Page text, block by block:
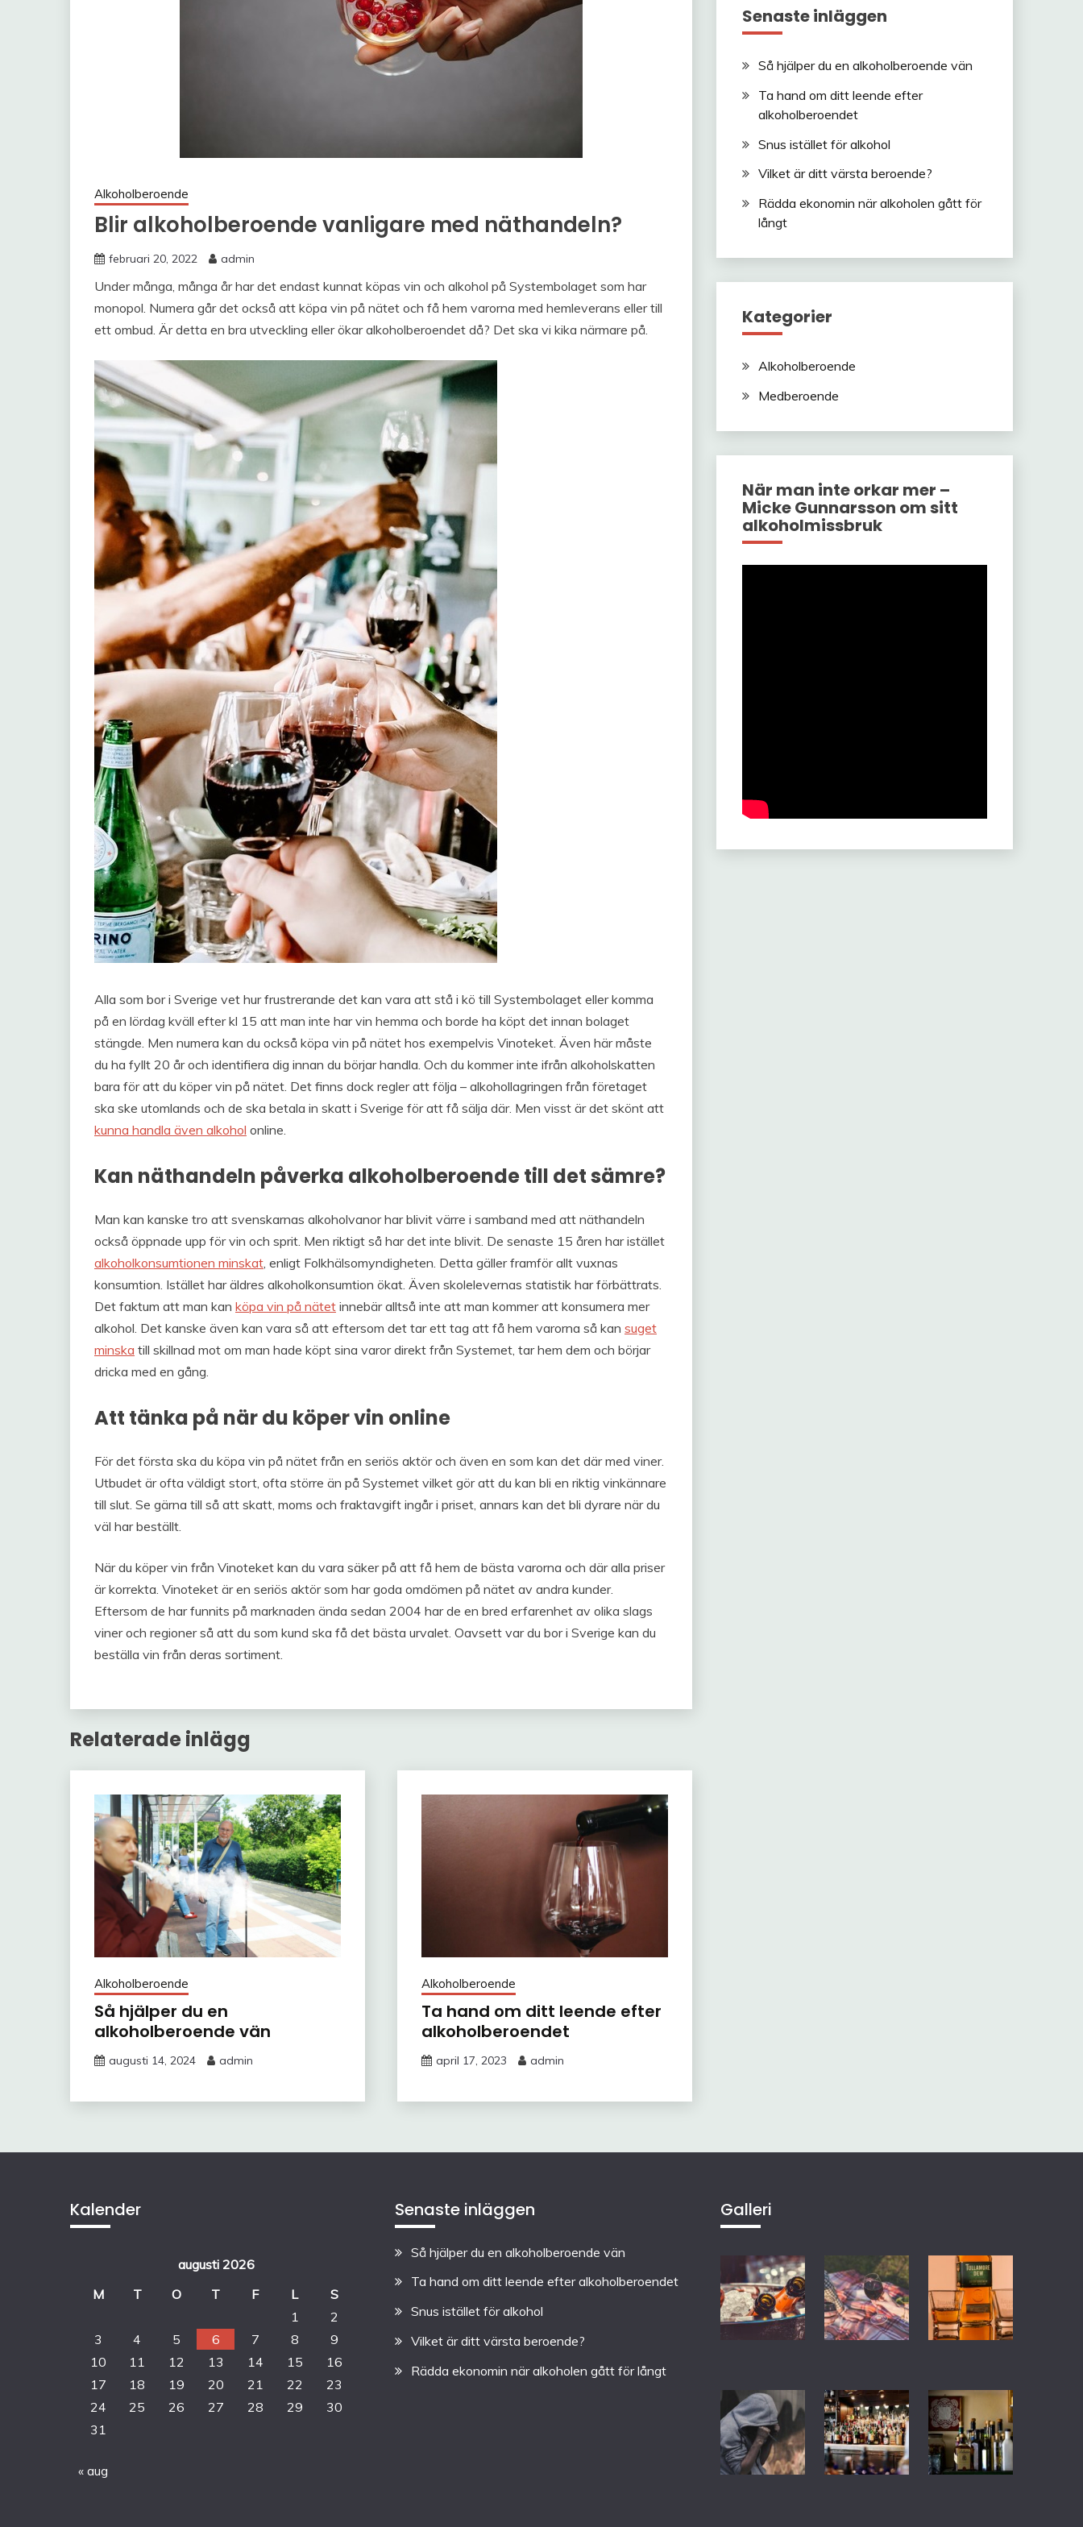
Alkoholberoende
Blir alkoholberoende vanligare med näthandeln?
februari 20, 2022 admin
Under många, många år har det endast kunnat köpas vin och alkohol på Systembolaget som har
monopol. Numera går det också att köpa vin på nätet och få hem varorna med hemleverans eller till
ett ombud. Är detta en bra utveckling eller ökar alkoholberoendet då? Det ska vi kika närmare på.
Alla som bor i Sverige vet hur frustrerande det kan vara att stå i kö till Systembolaget eller komma
på en lördag kväll efter kl 15 att man inte har vin hemma och borde ha köpt det innan bolaget
stängde. Men numera kan du också köpa vin på nätet hos exempelvis Vinoteket. Även här måste
du ha fyllt 20 år och identifiera dig innan du börjar handla. Och du kommer inte ifrån alkoholskatten
bara för att du köper vin på nätet. Det finns dock regler att följa – alkohollagringen från företaget
ska ske utomlands och de ska betala in skatt i Sverige för att få sälja där. Men visst är det skönt att
kunna handla även alkohol online.
Kan näthandeln påverka alkoholberoende till det sämre?
Man kan kanske tro att svenskarnas alkoholvanor har blivit värre i samband med att näthandeln
också öppnade upp för vin och sprit. Men riktigt så har det inte blivit. De senaste 15 åren har istället
alkoholkonsumtionen minskat , enligt Folkhälsomyndigheten. Detta gäller framför allt vuxnas
konsumtion. Istället har äldres alkoholkonsumtion ökat. Även skolelevernas statistik har förbättrats.
Det faktum att man kan köpa vin på nätet innebär alltså inte att man kommer att konsumera mer
alkohol. Det kanske även kan vara så att eftersom det tar ett tag att få hem varorna så kan suget
minska till skillnad mot om man hade köpt sina varor direkt från Systemet, tar hem dem och börjar
dricka med en gång.
Att tänka på när du köper vin online
För det första ska du köpa vin på nätet från en seriös aktör och även en som kan det där med viner.
Utbudet är ofta väldigt stort, ofta större än på Systemet vilket gör att du kan bli en riktig vinkännare
till slut. Se gärna till så att skatt, moms och fraktavgift ingår i priset, annars kan det bli dyrare när du
väl har beställt.
När du köper vin från Vinoteket kan du vara säker på att få hem de bästa varorna och där alla priser
är korrekta. Vinoteket är en seriös aktör som har goda omdömen på nätet av andra kunder.
Eftersom de har funnits på marknaden ända sedan 2004 har de en bred erfarenhet av olika slags
viner och regioner så att du som kund ska få det bästa urvalet. Oavsett var du bor i Sverige kan du
beställa vin från deras sortiment.
Relaterade inlägg
Alkoholberoende
Så hjälper du en
alkoholberoende vän
augusti 14, 2024 admin
Alkoholberoende
Ta hand om ditt leende efter
alkoholberoendet
april 17, 2023 admin
Senaste inläggen
Så hjälper du en alkoholberoende vän
Ta hand om ditt leende efter
alkoholberoendet
Snus istället för alkohol
Vilket är ditt värsta beroende?
Rädda ekonomin när alkoholen gått för
långt
Kategorier
Alkoholberoende
Medberoende
När man inte orkar mer –
Micke Gunnarsson om sitt
alkoholmissbruk
Kalender
augusti 2026
M
T O T F L
S
1
2
3
4 5 6 7 8
9
10
11 12 13 14 15
16
17
18 19 20 21 22
23
24
25 26 27 28 29
30
31
« aug
Senaste inläggen
Så hjälper du en alkoholberoende vän
Ta hand om ditt leende efter alkoholberoendet
Snus istället för alkohol
Vilket är ditt värsta beroende?
Rädda ekonomin när alkoholen gått för långt
Galleri